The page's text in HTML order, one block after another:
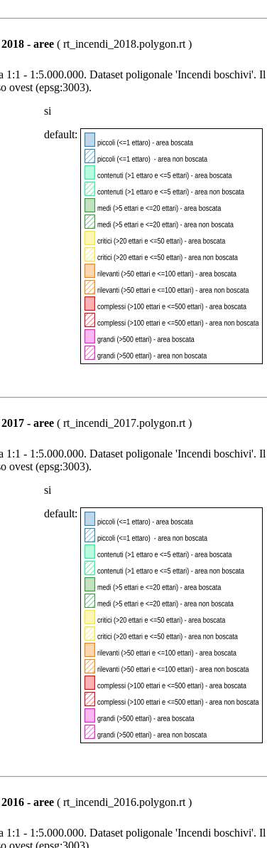
- aree ( rt_incendi_2018.polygon.rt )
1:1 - 1:5.000.000. Dataset poligonale 'Incendi boschivi'.
ovest (epsg:3003).
si
default:
- aree ( rt_incendi_2017.polygon.rt )
1:1 - 1:5.000.000. Dataset poligonale 'Incendi boschivi'.
ovest (epsg:3003).
si
default:
- aree ( rt_incendi_2016.polygon.rt )
1:1 - 1:5.000.000. Dataset poligonale 'Incendi boschivi'.
ovest (epsg:3003).